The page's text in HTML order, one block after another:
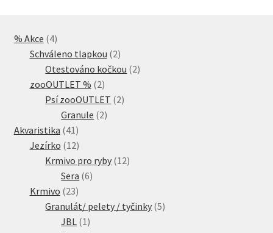
% Akce 44
produkty
Schváleno tlapkou 22
produkty
Otestováno kočkou 22
zooOUTLET % 22
produkty
Psí zooOUTLET 22
Granule 22
Akvaristika 41 41
produktů
Jezírko 1212
produktů
Krmivo pro ryby 1212
Sera 66
Krmivo 2323
produktů
Granulát/ pelety / tyčinky 55
JBL 1 1